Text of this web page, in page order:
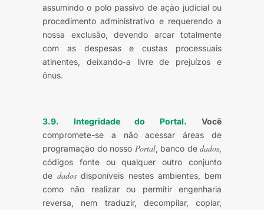
assumindo o polo passivo de ação judicial ou
procedimento administrativo e requerendo a
nossa exclusão, devendo arcar totalmente
com as despesas e custas processuais
atinentes, deixando-a livre de prejuízos e
ônus.
3.9. Integridade do Portal.
Você
compromete-se a não acessar áreas de
programação do nosso Portal, banco de dados,
códigos fonte ou qualquer outro conjunto
de dados disponíveis nestes ambientes, bem
como não realizar ou permitir engenharia
reversa, nem traduzir, decompilar, copiar,